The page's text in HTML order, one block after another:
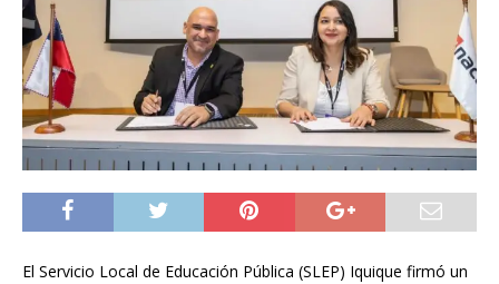
El Servicio Local de Educación Pública (SLEP) Iquique firmó un